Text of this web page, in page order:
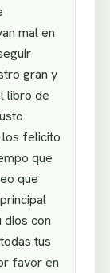
mal en
gran y
libro de
felicito
que
que
dios con
tus
favor en